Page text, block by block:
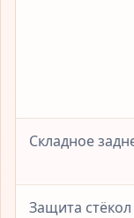
Складное
Защита стёкол